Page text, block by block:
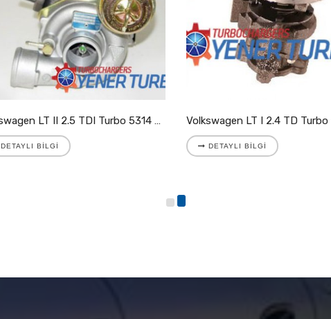
Volkswagen LT II 2.5 TDI Turbo 5314 988 7025
DETAYLI BILGI DETAYLI BILGI